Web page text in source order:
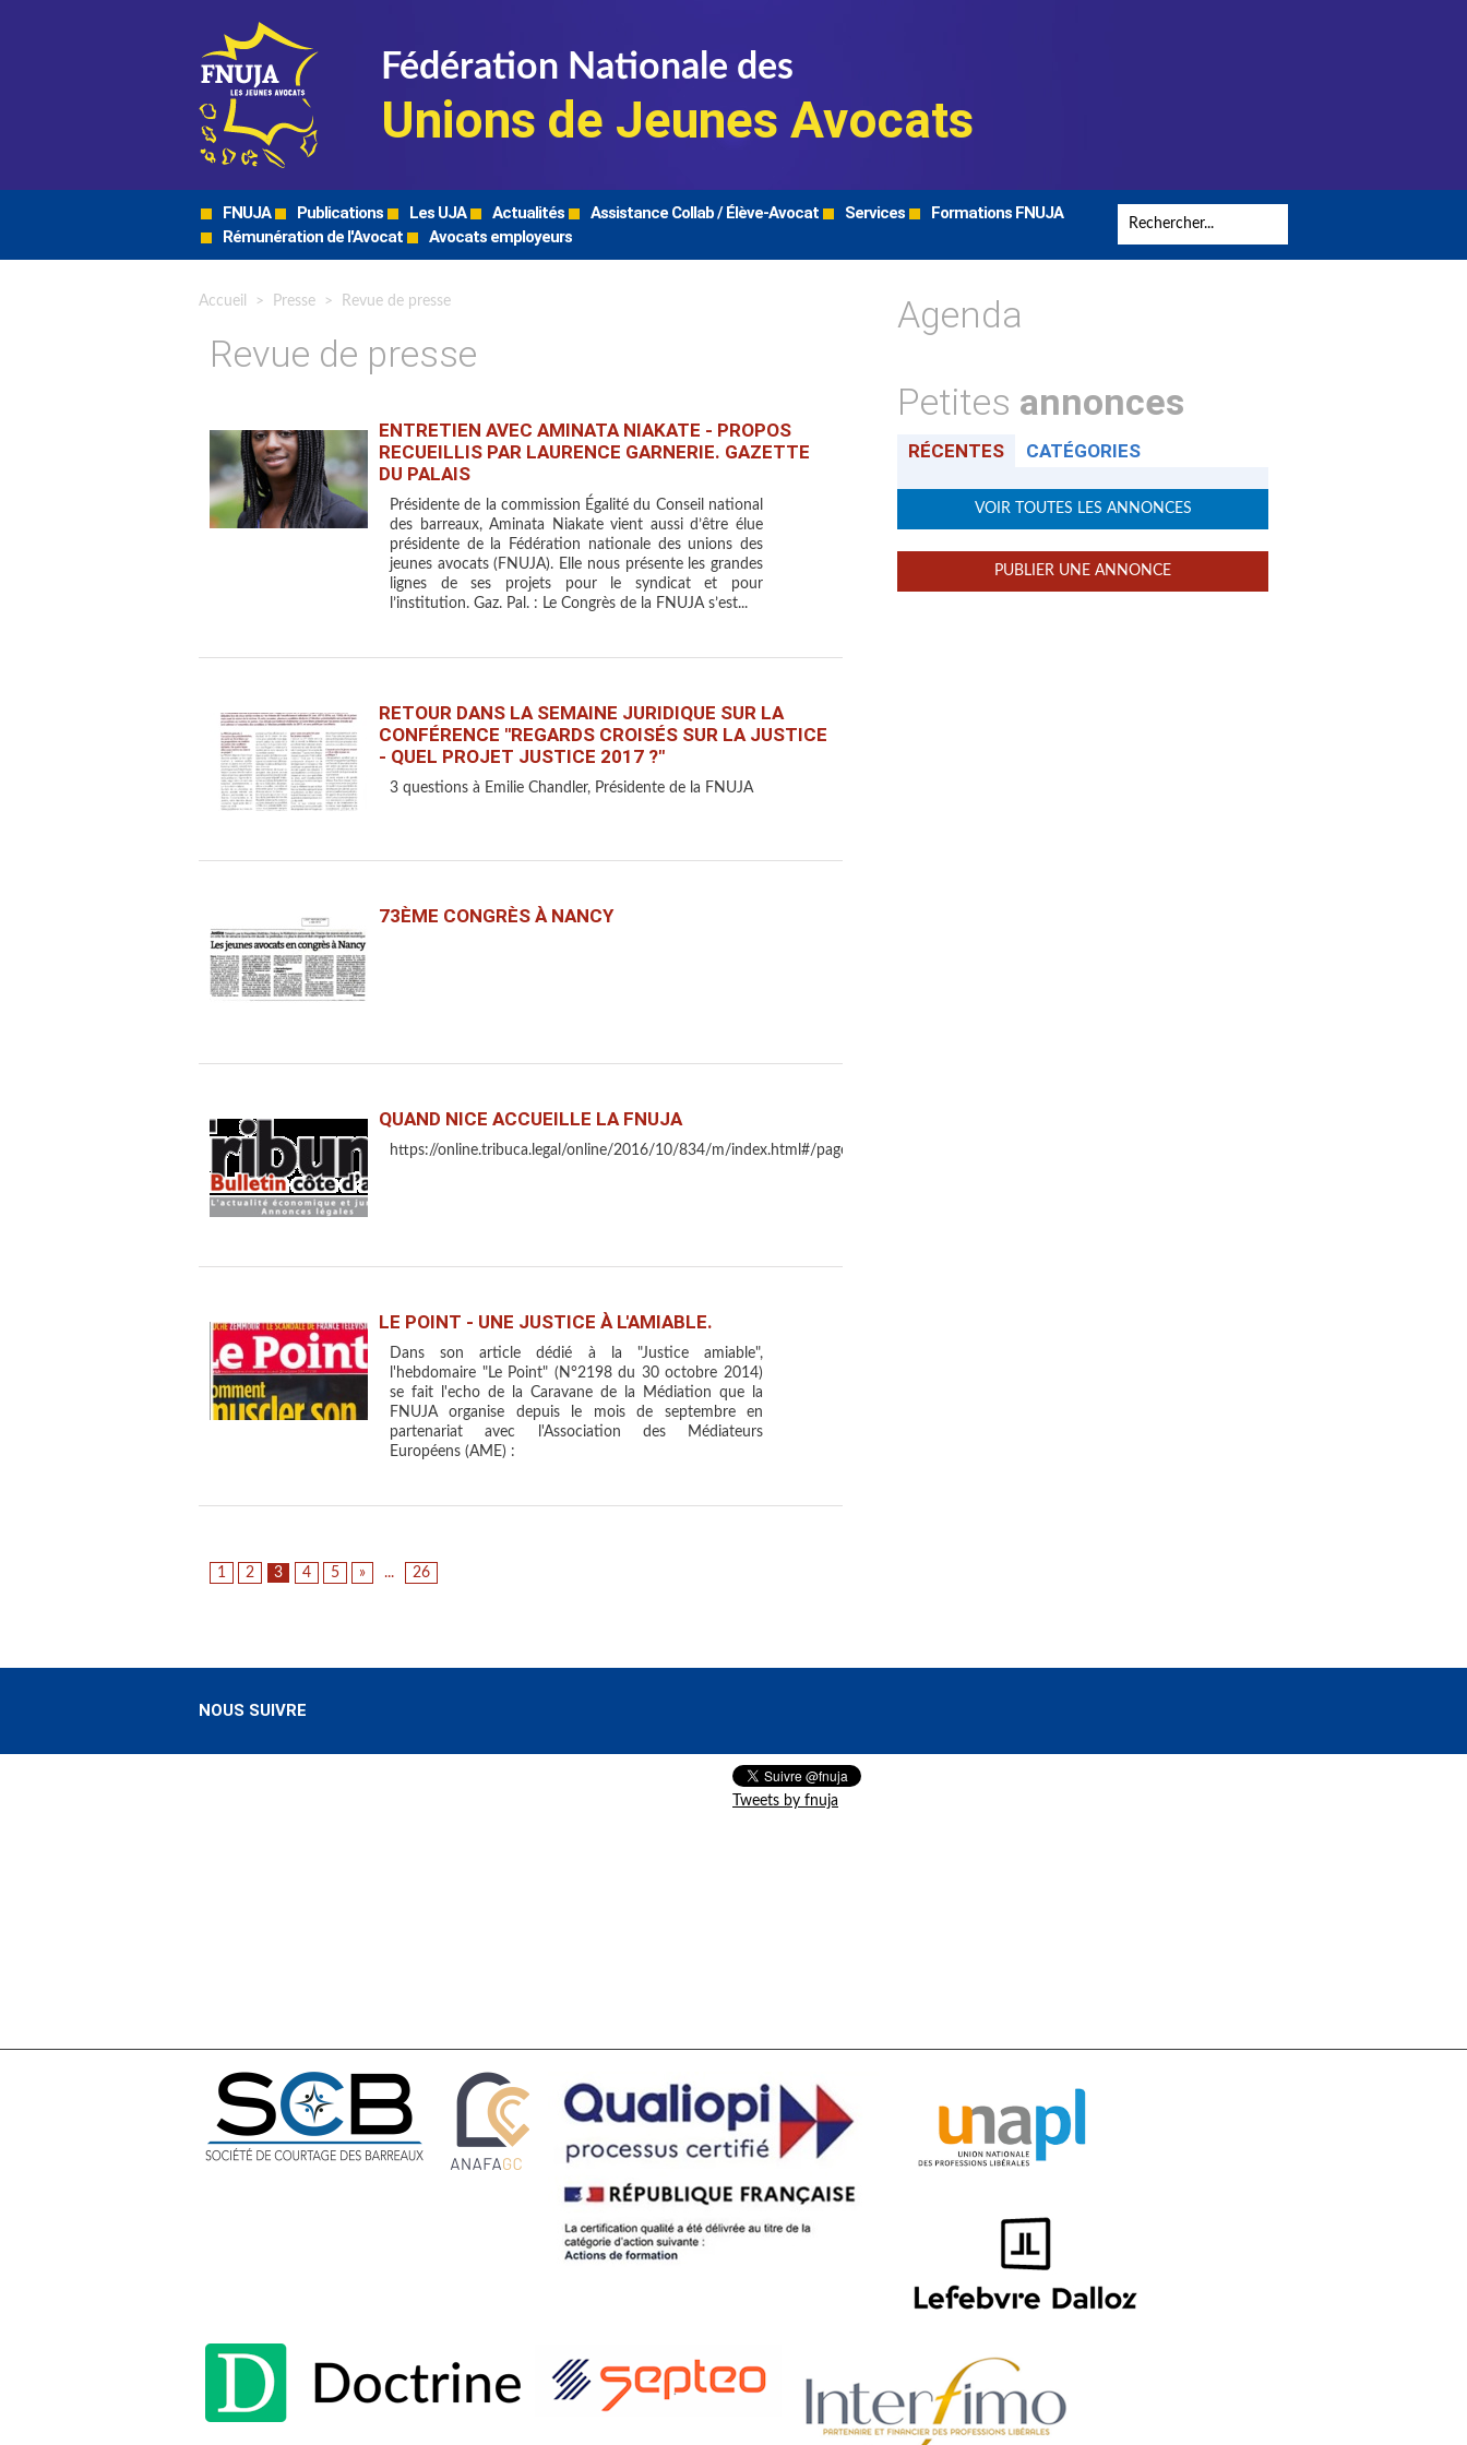
Fédération Nationale des
Unions de Jeunes Avocats
FNUJA Publications Les UJA Actualités Assistance Collab / Élève-Avocat Services
Formations FNUJA
Rémunération de l'Avocat
Avocats employeurs
Accueil > Presse > Revue de presse
Revue de presse
ENTRETIEN AVEC AMINATA NIAKATE - PROPOS
RECUEILLIS PAR LAURENCE GARNERIE. GAZETTE
DU PALAIS
Présidente de la commission Égalité du Conseil national
des barreaux, Aminata Niakate vient aussi d’être élue
présidente de la Fédération nationale des unions des
jeunes avocats (FNUJA). Elle nous présente les grandes
lignes de ses projets pour le syndicat et pour
l’institution. Gaz. Pal. : Le Congrès de la FNUJA s’est...
RETOUR DANS LA SEMAINE JURIDIQUE SUR LA
CONFÉRENCE "REGARDS CROISÉS SUR LA JUSTICE
- QUEL PROJET JUSTICE 2017 ?"
3 questions à Emilie Chandler, Présidente de la FNUJA
73ÈME CONGRÈS À NANCY
QUAND NICE ACCUEILLE LA FNUJA
https://online.tribuca.legal/online/2016/10/834/m/index.html#/page/27
LE POINT - UNE JUSTICE À L'AMIABLE.
Dans son article dédié à la "Justice amiable",
l'hebdomaire "Le Point" (N°2198 du 30 octobre 2014)
se fait l'echo de la Caravane de la Médiation que la
FNUJA organise depuis le mois de septembre en
partenariat avec l'Association des Médiateurs
Européens (AME) :
1 2 3 4 5 » ... 26
Agenda
Petites annonces
RÉCENTES CATÉGORIES
VOIR TOUTES LES ANNONCES
PUBLIER UNE ANNONCE
NOUS SUIVRE
Tweets by fnuja